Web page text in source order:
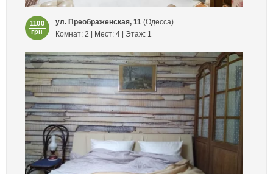
1100
грн
ул. Преображенская, 11 (Одесса)
Комнат: 2 | Мест: 4 | Этаж: 1